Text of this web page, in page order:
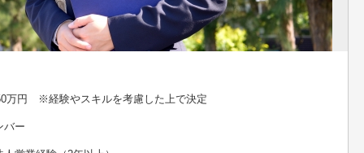
万円 ※経験やスキルを考慮した上で決定
バー